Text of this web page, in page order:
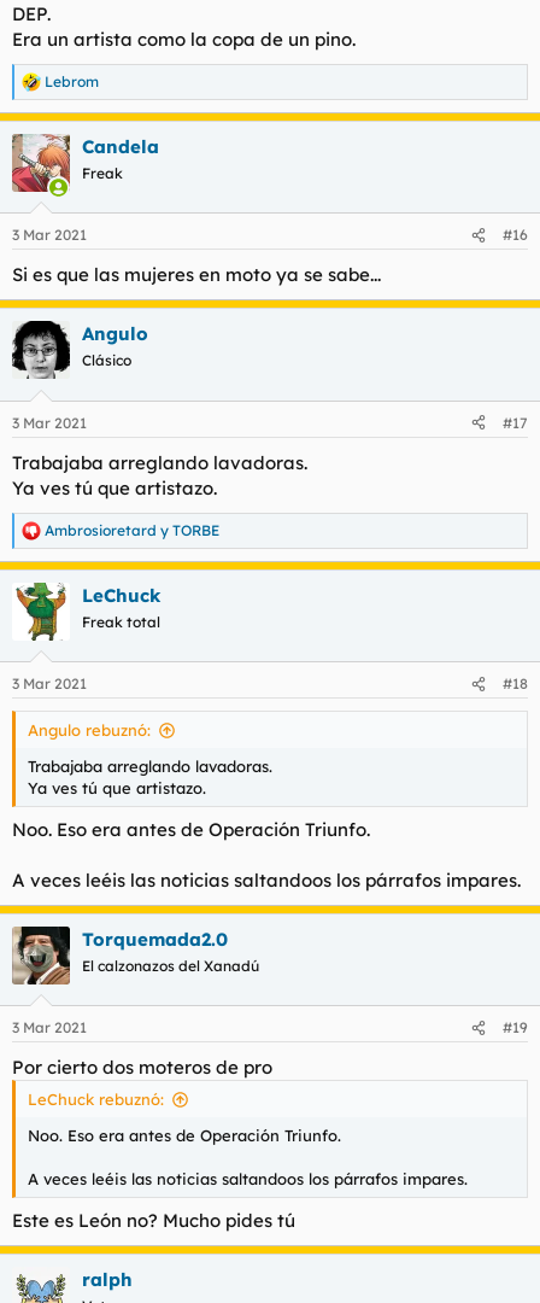
DEP.
Era un artista como la copa de un pino.
R
e
a
c
c
i
e
s
:
Lebrom
Candela
Freak
3 Mar 2021 #16
Si es que las mujeres en moto ya se sabe...
Angulo
Clásico
3 Mar 2021 #17
Trabajaba arreglando lavadoras.
Ya ves tú que artistazo.
R
e
a
c
c
e
s
Ambrosioretard y TORBE
LeChuck
Freak total
3 Mar 2021 #18
Angulo rebuznó:
Trabajaba arreglando lavadoras.
Ya ves tú que artistazo.
Noo. Eso era antes de Operación Triunfo.
A veces leéis las noticias saltandoos los párrafos impares.
Torquemada2.0
El calzonazos del Xanadú
3 Mar 2021 #19
Por cierto dos moteros de pro
LeChuck rebuznó:
Noo. Eso era antes de Operación Triunfo.
A veces leéis las noticias saltandoos los párrafos impares.
Este es León no? Mucho pides tú
ralph